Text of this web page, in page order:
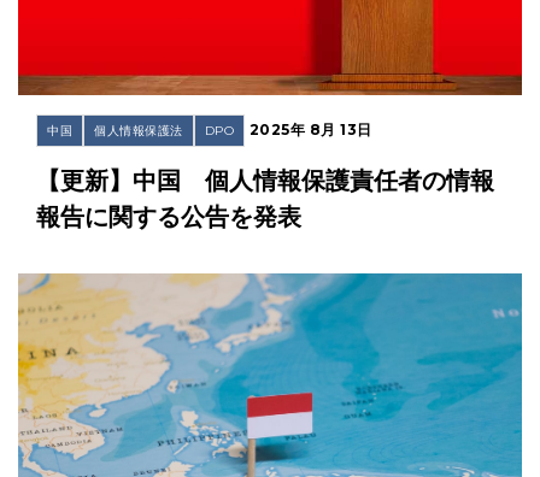
中国 個人情報保護法 DPO 2025年 8月 13日
【更新】中国 個人情報保護責任者の情報
報告に関する公告を発表